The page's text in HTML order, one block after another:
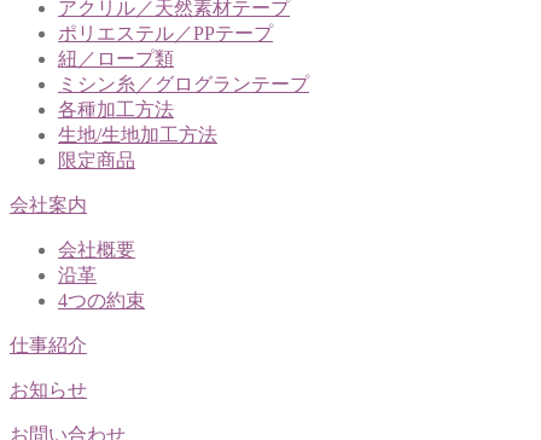
アクリル／天然素材テープ
ポリエステル／PPテープ
紐／ロープ類
ミシン糸／グログランテープ
各種加工方法
生地/生地加工方法
限定商品
会社案内
会社概要
沿革
4つの約束
仕事紹介
お知らせ
お問い合わせ